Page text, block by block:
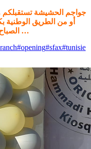
جواجم الحشيشة تستقبلكم
أو من الطريق
الصباح وأنتم خارجين من صفاقس مرحبا بيكم …
#opening#sfax#tunisie